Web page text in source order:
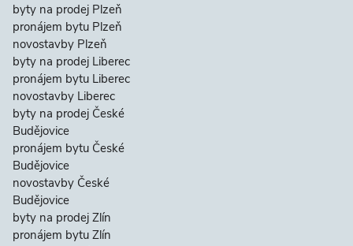
byty na prodej Plzeň
pronájem bytu Plzeň
novostavby Plzeň
byty na prodej Liberec
pronájem bytu Liberec
novostavby Liberec
byty na prodej České
Budějovice
pronájem bytu České
Budějovice
novostavby České
Budějovice
byty na prodej Zlín
pronájem bytu Zlín